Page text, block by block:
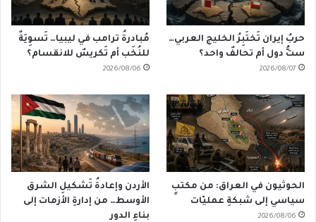
حربُ إيران تَختَبِرُ الخليج العربي…
ستُّ دول أم تحالفٌ واحد؟
2026/08/07
مُبادرةُ ترامب في ليبيا… تَسوِيَةٌ
للنُخَب أم تَكريسٌ للانقسام؟
2026/08/06
الحوثيون في العراق: من مكتبٍ
سياسي إلى شبكةِ عمليّات
2026/08/06
الأردن وإعادةُ تَشكيلِ الشرق
الأوسط… من إدارةِ الأزمات إلى
بناءِ الدور